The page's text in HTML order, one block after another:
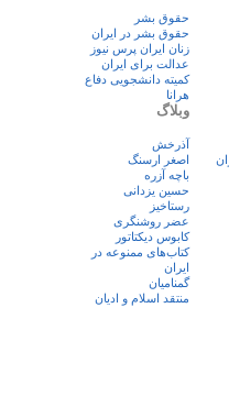
حقوق بشر
حقوق بشر در ایران
زنان ايران پرس نيوز
عدالت برای ایران
کمیته دانشجویی دفاع
هرانا
وبلاگ
آذرخش
اصغر ارسنگ
باچه آزره
حسین یزدانی
رستاخیز
عضر روشنگری
کابوس دیکتاتور
کتاب‌های ممنوعه در
ایران
گمنامیان
منتقد اسلام و ادیان